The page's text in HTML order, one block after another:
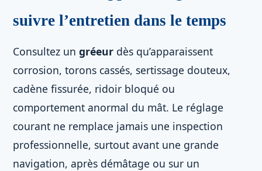
suivre l’entretien dans le temps
Consultez un gréeur dès qu’apparaissent
corrosion, torons cassés, sertissage douteux,
cadène fissurée, ridoir bloqué ou
comportement anormal du mât. Le réglage
courant ne remplace jamais une inspection
professionnelle, surtout avant une grande
navigation, après démâtage ou sur un